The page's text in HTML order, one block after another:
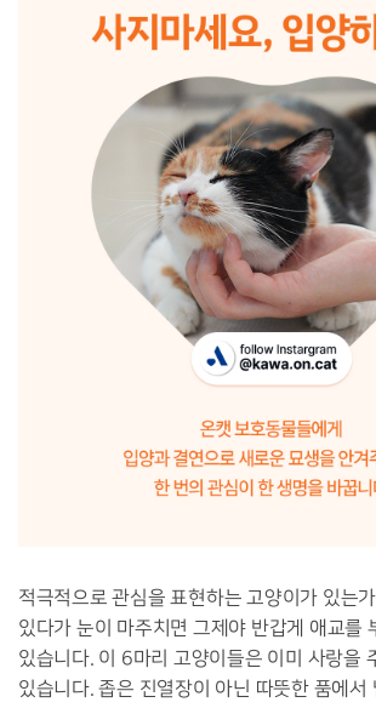
적극적으로 관심을 표현하는 고양이가 있는
있다가 눈이 마주치면 그제야 반갑게 애교를
있습니다. 이 6마리 고양이들은 이미 사랑을
있습니다. 좁은 진열장이 아닌 따뜻한 품에서